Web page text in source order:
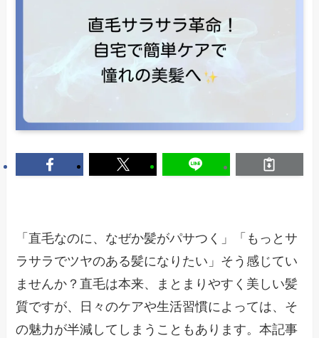
「直毛なのに、なぜか髪がパサつく」「もっとサ
ラサラでツヤのある髪になりたい」そう感じてい
ませんか？直毛は本来、まとまりやすく美しい髪
質ですが、日々のケアや生活習慣によっては、そ
の魅力が半減してしまうこともあります。本記事